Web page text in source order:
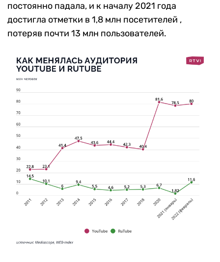
постоянно падала, и к началу 2021 года
достигла отметки в 1,8 млн посетителей ,
потеряв почти 13 млн пользователей.